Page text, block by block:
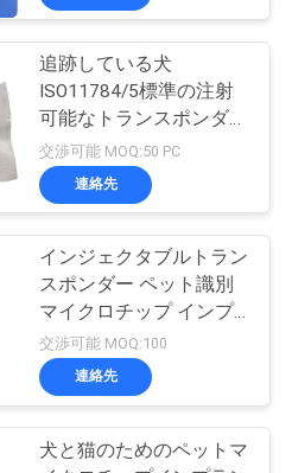
追跡している犬
ISO11784/5標準の注射
可能なトランスポンダー
のための2.12 * 12mmペ
ットIDのマイクロチップ
交渉可能 MOQ:50 PC
連絡先
インジェクタブルトラン
スポンダー ペット識別
マイクロチップ インプ
ラント 犬用ICAR証明書
マイクロチップ 犬用
交渉可能 MOQ:100
連絡先
犬と猫のためのペットマ